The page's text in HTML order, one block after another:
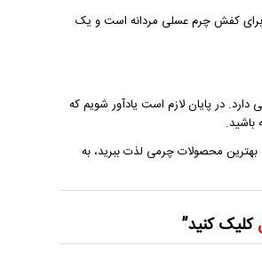
برای کفش چرم عسلی مردانه است و یک
در پایان لازم است یادآور شویم که
محصولات چرمی لذت ببرید، به
کلیک کنید”